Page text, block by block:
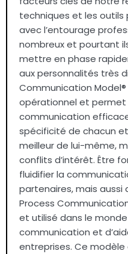
techniques et les outils
avec l’entourage
nombreux et pourtant
mettre en phase
aux personnalités très
Communication
opérationnel et permet
communication
spécificité de chacun
meilleur de lui-même,
conflits d’intérêt. Être
fluidifier la
partenaires, mais aussi
Process
et utilisé dans le
communication et
entreprises. Ce